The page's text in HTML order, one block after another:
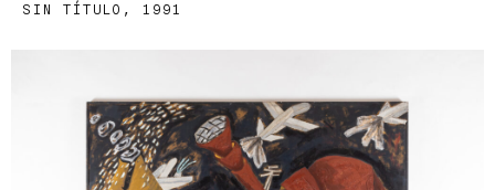
SIN TÍTULO, 1991